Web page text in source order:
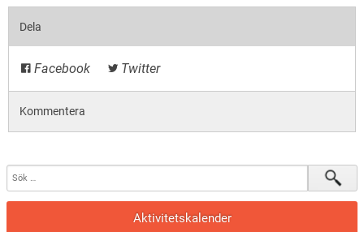
Dela
Facebook Twitter
Kommentera
Aktivitetskalender